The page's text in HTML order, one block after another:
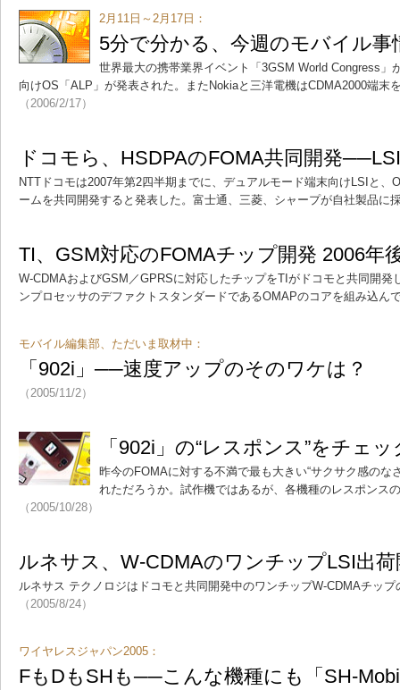
2月11日～2月17日：
5分で分かる、今週のモバイル事
世界最大の携帯業界イベント「3GSM World Congress」
向けOS「ALP」が発表された。またNokiaと三洋電機はCDMA2000端末
（2006/2/17）
ドコモら、HSDPAのFOMA共同開発
NTTドコモは2007年第2四半期までに、デュアルモード端末向けLSIと、
ームを共同開発すると発表した。富士通、三菱、シャープが自社製品に
TI、GSM対応のFOMAチップ開発 2006年
W-CDMAおよびGSM／GPRSに対応したチップをTIがドコモと共同開発
ンプロセッサのデファクトスタンダードであるOMAPのコアを組み込ん
モバイル編集部、ただいま取材中：
「902i」──速度アップのそのワケは？
（2005/11/2）
「902i」の“レスポンス”をチェ
昨今のFOMAに対する不満で最も大きい“サクサク感のな
れただろうか。試作機ではあるが、各機種のレスポンス
（2005/10/28）
ルネサス、W-CDMAのワンチップLSI出荷
ルネサス テクノロジはドコモと共同開発中のワンチップW-CDMAチッ
（2005/8/24）
ワイヤレスジャパン2005：
FもDもSHも──こんな機種にも「SH-